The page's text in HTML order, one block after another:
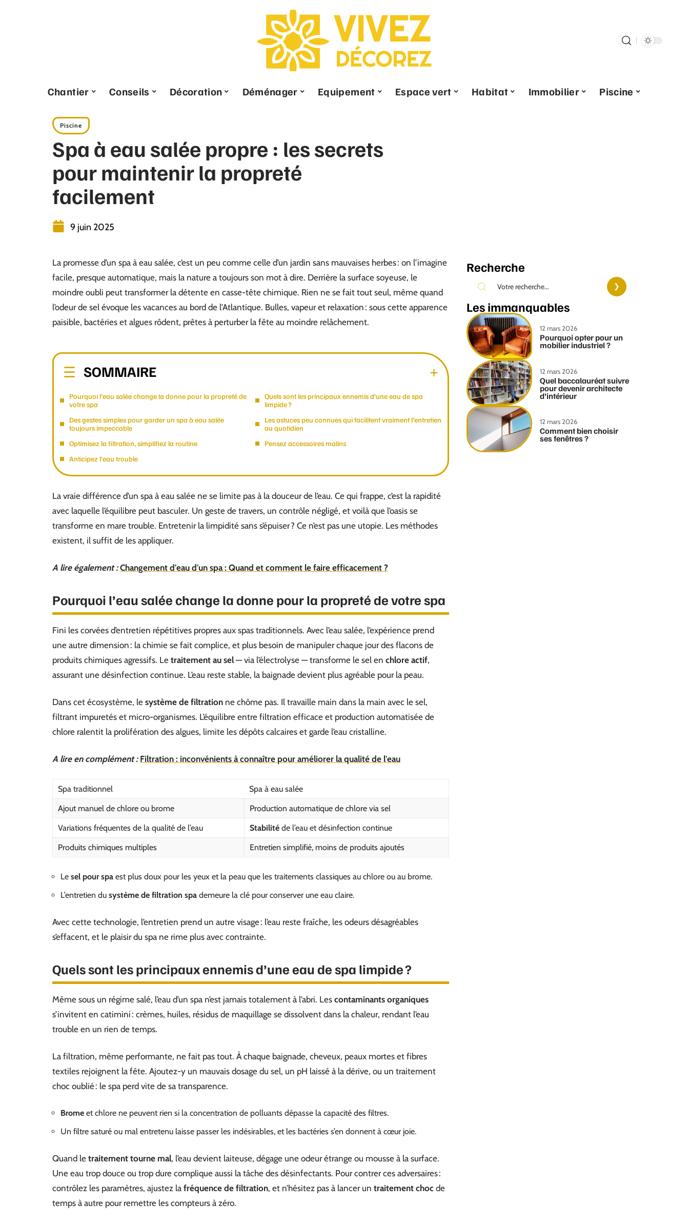
Chantier Conseils Décoration Déménager Equipement Espace vert Habitat Immobilier Piscine
Piscine
Spa à eau salée propre : les secrets
pour maintenir la propreté
facilement
9 juin 2025
La promesse d’un spa à eau salée, c’est un peu comme celle d’un jardin sans mauvaises herbes : on l’imagine
facile, presque automatique, mais la nature a toujours son mot à dire. Derrière la surface soyeuse, le
moindre oubli peut transformer la détente en casse-tête chimique. Rien ne se fait tout seul, même quand
l’odeur de sel évoque les vacances au bord de l’Atlantique. Bulles, vapeur et relaxation : sous cette apparence
paisible, bactéries et algues rôdent, prêtes à perturber la fête au moindre relâchement.
SOMMAIRE
Pourquoi l’eau salée change la donne pour la propreté de
votre spa
Quels sont les principaux ennemis d’une eau de spa
limpide ?
Des gestes simples pour garder un spa à eau salée
toujours impeccable
Les astuces peu connues qui facilitent vraiment l’entretien
au quotidien
Optimisez la filtration, simplifiez la routine
Pensez accessoires malins
Anticipez l’eau trouble
La vraie différence d’un spa à eau salée ne se limite pas à la douceur de l’eau. Ce qui frappe, c’est la rapidité
avec laquelle l’équilibre peut basculer. Un geste de travers, un contrôle négligé, et voilà que l’oasis se
transforme en mare trouble. Entretenir la limpidité sans s’épuiser ? Ce n’est pas une utopie. Les méthodes
existent, il suffit de les appliquer.
A lire également : Changement d'eau d'un spa : Quand et comment le faire efficacement ?
Pourquoi l’eau salée change la donne pour la propreté de votre spa
Fini les corvées d’entretien répétitives propres aux spas traditionnels. Avec l’eau salée, l’expérience prend
une autre dimension : la chimie se fait complice, et plus besoin de manipuler chaque jour des flacons de
produits chimiques agressifs. Le traitement au sel — via l’électrolyse — transforme le sel en chlore actif,
assurant une désinfection continue. L’eau reste stable, la baignade devient plus agréable pour la peau.
Dans cet écosystème, le système de filtration ne chôme pas. Il travaille main dans la main avec le sel,
filtrant impuretés et micro-organismes. L’équilibre entre filtration efficace et production automatisée de
chlore ralentit la prolifération des algues, limite les dépôts calcaires et garde l’eau cristalline.
A lire en complément : Filtration : inconvénients à connaître pour améliorer la qualité de l'eau
Spa traditionnel
Spa à eau salée
Ajout manuel de chlore ou brome
Production automatique de chlore via sel
Variations fréquentes de la qualité de l’eau
Stabilité de l’eau et désinfection continue
Produits chimiques multiples
Entretien simplifié, moins de produits ajoutés
Le sel pour spa est plus doux pour les yeux et la peau que les traitements classiques au chlore ou au brome.
L’entretien du système de filtration spa demeure la clé pour conserver une eau claire.
Avec cette technologie, l’entretien prend un autre visage : l’eau reste fraîche, les odeurs désagréables
s’effacent, et le plaisir du spa ne rime plus avec contrainte.
Quels sont les principaux ennemis d’une eau de spa limpide ?
Même sous un régime salé, l’eau d’un spa n’est jamais totalement à l’abri. Les contaminants organiques
s’invitent en catimini : crèmes, huiles, résidus de maquillage se dissolvent dans la chaleur, rendant l’eau
trouble en un rien de temps.
La filtration, même performante, ne fait pas tout. À chaque baignade, cheveux, peaux mortes et fibres
textiles rejoignent la fête. Ajoutez-y un mauvais dosage du sel, un pH laissé à la dérive, ou un traitement
choc oublié : le spa perd vite de sa transparence.
Brome et chlore ne peuvent rien si la concentration de polluants dépasse la capacité des filtres.
Un filtre saturé ou mal entretenu laisse passer les indésirables, et les bactéries s’en donnent à cœur joie.
Quand le traitement tourne mal, l’eau devient laiteuse, dégage une odeur étrange ou mousse à la surface.
Une eau trop douce ou trop dure complique aussi la tâche des désinfectants. Pour contrer ces adversaires :
contrôlez les paramètres, ajustez la fréquence de filtration, et n’hésitez pas à lancer un traitement choc de
temps à autre pour remettre les compteurs à zéro.
Recherche
Les immanquables
12 mars 2026
Pourquoi opter pour un
mobilier industriel ?
12 mars 2026
Quel baccalauréat suivre
pour devenir architecte
d’intérieur
12 mars 2026
Comment bien choisir
ses fenêtres ?